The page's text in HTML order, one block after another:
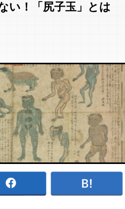
い！「尻子玉」とは